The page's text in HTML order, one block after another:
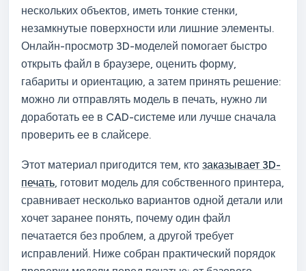
нескольких объектов, иметь тонкие стенки,
незамкнутые поверхности или лишние элементы.
Онлайн-просмотр 3D-моделей помогает быстро
открыть файл в браузере, оценить форму,
габариты и ориентацию, а затем принять решение:
можно ли отправлять модель в печать, нужно ли
доработать ее в CAD-системе или лучше сначала
проверить ее в слайсере.
Этот материал пригодится тем, кто заказывает 3D-
печать, готовит модель для собственного принтера,
сравнивает несколько вариантов одной детали или
хочет заранее понять, почему один файл
печатается без проблем, а другой требует
исправлений. Ниже собран практический порядок